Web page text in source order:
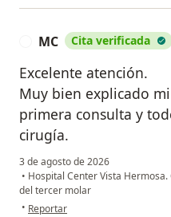
MC Cita verificada
Excelente atención.
Muy bien explicado
primera consulta y
cirugía.
3 de agosto de 2026
• Hospital Center Vista
del tercer molar
• en opinión del usuario MC
Reportar